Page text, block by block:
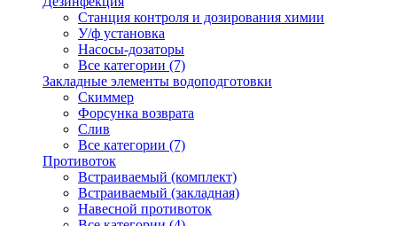
Станция контроля и дозирования химии
У/ф установка
Насосы-дозаторы
Все категории (7)
Закладные элементы водоподготовки
Скиммер
Форсунка возврата
Слив
Все категории (7)
Противоток
Встраиваемый (комплект)
Встраиваемый (закладная)
Навесной противоток